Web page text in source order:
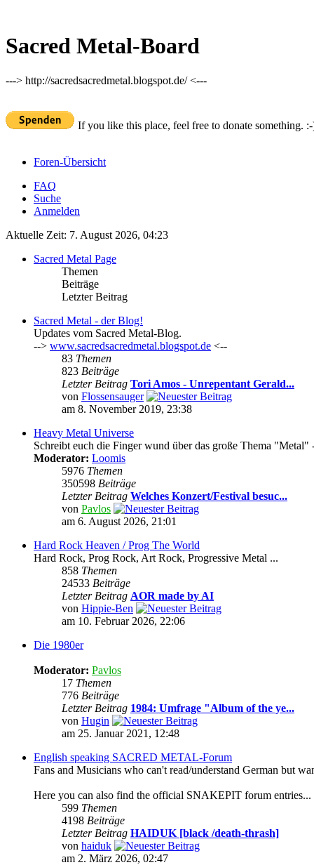
Sacred Metal-Board
---> http://sacredsacredmetal.blogspot.de/ <---
If you like this place, feel free to donate something.
Foren-Übersicht
FAQ
Suche
Anmelden
Aktuelle Zeit: 7. August 2026, 04:23
Sacred Metal Page
Themen
Beiträge
Letzter Beitrag
Sacred Metal - der Blog!
Updates vom Sacred Metal-Blog.
--> www.sacredsacredmetal.blogspot.de <--
83 Themen
823 Beiträge
Letzter Beitrag Tori Amos - Unrepentant Gerald...
von Flossensauger
am 8. November 2019, 23:38
Heavy Metal Universe
Schreibt euch die Finger wund über das große Thema "Metal"
Moderator: Loomis
5976 Themen
350598 Beiträge
Letzter Beitrag Welches Konzert/Festival besuc...
von Pavlos
am 6. August 2026, 21:01
Hard Rock Heaven / Prog The World
Hard Rock, Prog Rock, Art Rock, Progressive Metal ...
858 Themen
24533 Beiträge
Letzter Beitrag AOR made by AI
von Hippie-Ben
am 10. Februar 2026, 22:06
Die 1980er
Moderator: Pavlos
17 Themen
776 Beiträge
Letzter Beitrag 1984: Umfrage "Album of the ye...
von Hugin
am 25. Januar 2021, 12:48
English speaking SACRED METAL-Forum
Fans and Musicians who can't read/understand German but
Here you can also find the official SNAKEPIT forum entries...
599 Themen
4198 Beiträge
Letzter Beitrag HAIDUK [black /death-thrash]
von haiduk
am 2. März 2026, 02:47